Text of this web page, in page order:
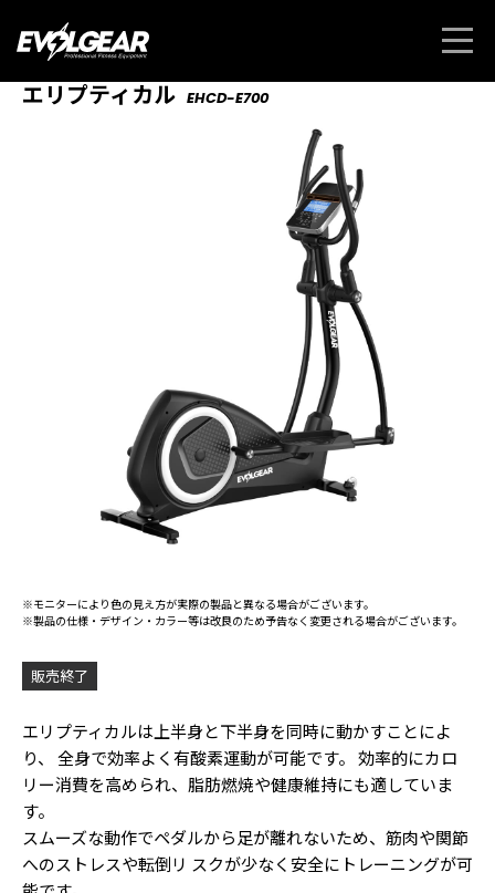
エリプティカル EHCD-E700
※モニターにより色の見え方が実際の製品と異なる場合がございます。
※製品の仕様・デザイン・カラー等は改良のため予告なく変更される場合がございます。
販売終了
エリプティカルは上半身と下半身を同時に動かすことによ
り、 全身で効率よく有酸素運動が可能です。 効率的にカロ
リー消費を高められ、脂肪燃焼や健康維持にも適していま
す。
スムーズな動作でペダルから足が離れないため、筋肉や関節
へのストレスや転倒リ スクが少なく安全にトレーニングが可